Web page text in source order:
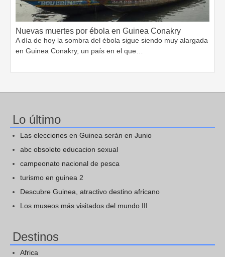
Nuevas muertes por ébola en Guinea Conakry
A día de hoy la sombra del ébola sigue siendo muy alargada
en Guinea Conakry, un país en el que…
Lo último
Las elecciones en Guinea serán en Junio
abc obsoleto educacion sexual
campeonato nacional de pesca
turismo en guinea 2
Descubre Guinea, atractivo destino africano
Los museos más visitados del mundo III
Destinos
Africa